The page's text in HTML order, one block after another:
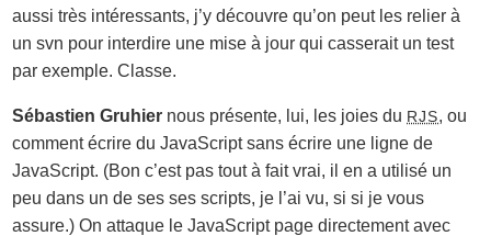
aussi très intéressants, j’y découvre qu’on peut les relier à
un svn pour interdire une mise à jour qui casserait un test
par exemple. Classe.
Sébastien Gruhier nous présente, lui, les joies du RJS, ou
comment écrire du JavaScript sans écrire une ligne de
JavaScript. (Bon c’est pas tout à fait vrai, il en a utilisé un
peu dans un de ses ses scripts, je l’ai vu, si si je vous
assure.) On attaque le JavaScript page directement avec